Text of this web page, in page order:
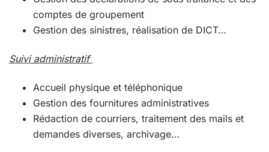
comptes de groupement
Gestion des sinistres, réalisation de DICT…
Suivi administratif
Accueil physique et téléphonique
Gestion des fournitures administratives
Rédaction de courriers, traitement des mails et
demandes diverses, archivage…